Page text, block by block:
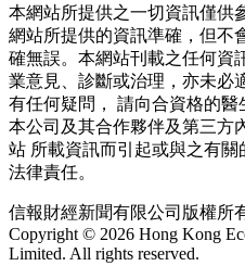
本網站所提供之一切資訊僅供
網站所提供的資訊準確，但不
確無誤。本網站刊載之任何資
業意見、診斷或治理，亦未必
有任何疑問， 請向合資格的醫
本公司及其合作夥伴及第三方
站 所載資訊而引起或與之有
法律責任。
信報財經新聞有限公司版權所
Copyright © 2026 Hong Kong
Limited. All rights reserved.